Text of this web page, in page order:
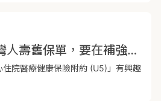
萬 台灣人壽新住院醫療保險附約
長安傷害保險附約 (SPAR) / 50 萬
療保險金附加條款(甲型) (SMR2A) /
險金日額附約(BJ0) / 1,000 元台灣
傷害保險金附加條款 (BH0) / 1單位
已經有新光、台灣人壽舊保單，要在補強防癌及實支實付醫療，目前希望用既有的舊約附加附約。目前有的保單有台灣人壽安心120（已經繳了10年）、新光人壽 97年投保健康久久終身醫療健康保險保額（10百）、89年投保新長安終身壽險100萬、平安意外傷害附約、綜合保障附約、傷害住院日額附約、89年投保防癌健康終身保險50萬。若以安心120為主加愛滿溢的癌症附約、新光壽險為主加實支實付的附約ok嗎？或者有更好的選擇嗎？預算希望在2-2.5萬
住院醫療健康保險附約 (U5)」有興趣